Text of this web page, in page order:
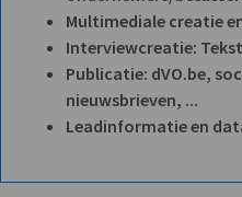
Multimediale creatie
Interviewcreatie:
Publicatie: dVO.be,
nieuwsbrieven, ...
Leadinformatie en